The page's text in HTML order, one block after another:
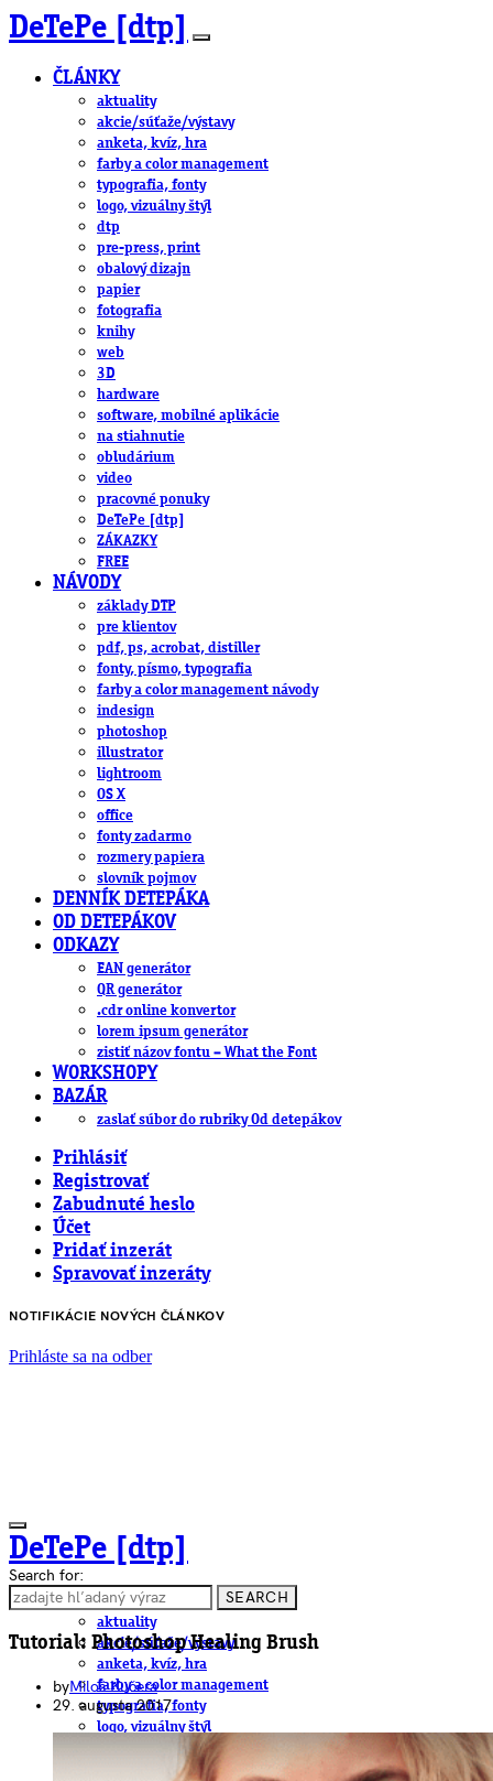
DeTePe [dtp]
ČLÁNKY
aktuality
akcie/súťaže/výstavy
anketa, kvíz, hra
farby a color management
typografia, fonty
logo, vizuálny štýl
dtp
pre-press, print
obalový dizajn
papier
fotografia
knihy
web
3D
hardware
software, mobilné aplikácie
na stiahnutie
obludárium
video
pracovné ponuky
DeTePe [dtp]
ZÁKAZKY
FREE
NÁVODY
základy DTP
pre klientov
pdf, ps, acrobat, distiller
fonty, písmo, typografia
farby a color management návody
indesign
photoshop
illustrator
lightroom
OS X
office
fonty zadarmo
rozmery papiera
slovník pojmov
DENNÍK DETEPÁKA
OD DETEPÁKOV
ODKAZY
EAN generátor
QR generátor
.cdr online konvertor
lorem ipsum generátor
zistiť názov fontu – What the Font
WORKSHOPY
BAZÁR
zaslať súbor do rubriky Od detepákov
Prihlásiť
Registrovať
Zabudnuté heslo
Účet
Pridať inzerát
Spravovať inzeráty
NOTIFIKÁCIE NOVÝCH ČLÁNKOV
Prihláste sa na odber
DeTePe [dtp]
ČLÁNKY
aktuality
akcie/súťaže/výstavy
anketa, kvíz, hra
farby a color management
typografia, fonty
logo, vizuálny štýl
pre-press, print
Search for:
SEARCH
Tutorial: Photoshop Healing Brush
byMiloš Kučera
29. augusta 2017